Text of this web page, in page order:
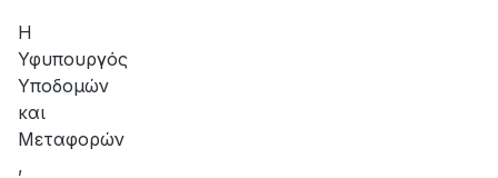
Η
Υφυπουργός
Υποδομών
και
Μεταφορών
,